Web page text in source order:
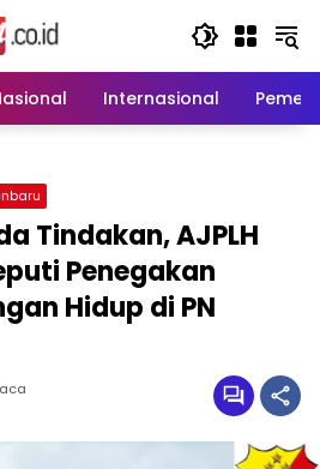
Internasional
Tindakan, AJPLH
Penegakan
Hidup di PN